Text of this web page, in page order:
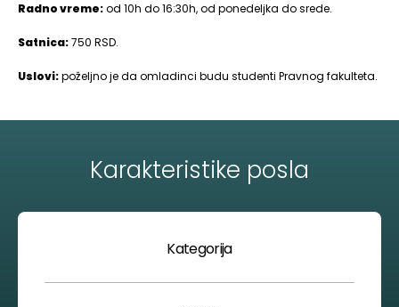
Radno vreme:od 10h do 16:30h, od ponedeljka do srede.
Satnica:750 RSD.
Uslovi:poželjno je da omladinci budu studenti Pravnog fakulteta.
Karakteristike posla
Kategorija